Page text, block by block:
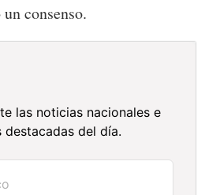
consenso.
las noticias nacionales e
destacadas del día.